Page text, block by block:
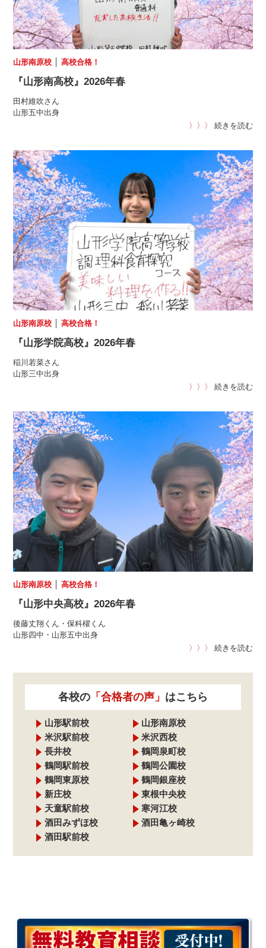
山形南原校 │高校合格！
『山形南高校』2026年春
田村維吹さん
山形五中出身
〉〉〉
続きを読む
山形南原校 │高校合格！
『山形学院高校』2026年春
稲川若菜さん
山形三中出身
〉〉〉
続きを読む
山形南原校 │高校合格！
『山形中央高校』2026年春
後藤丈翔くん・保科櫂くん
山形四中・山形五中出身
〉〉〉
続きを読む
各校の 「合格者の声」 はこちら
山形駅前校
山形南原校
米沢駅前校
米沢西校
長井校
鶴岡泉町校
鶴岡駅前校
鶴岡公園校
鶴岡東原校
鶴岡銀座校
新庄校
東根中央校
天童駅前校
寒河江校
酒田みずほ校
酒田亀ヶ崎校
酒田駅前校